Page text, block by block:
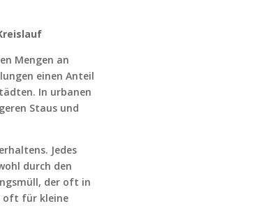
Mengen an
einen Anteil
In urbanen
Staus und
Jedes
durch den
der oft in
oft für kleine